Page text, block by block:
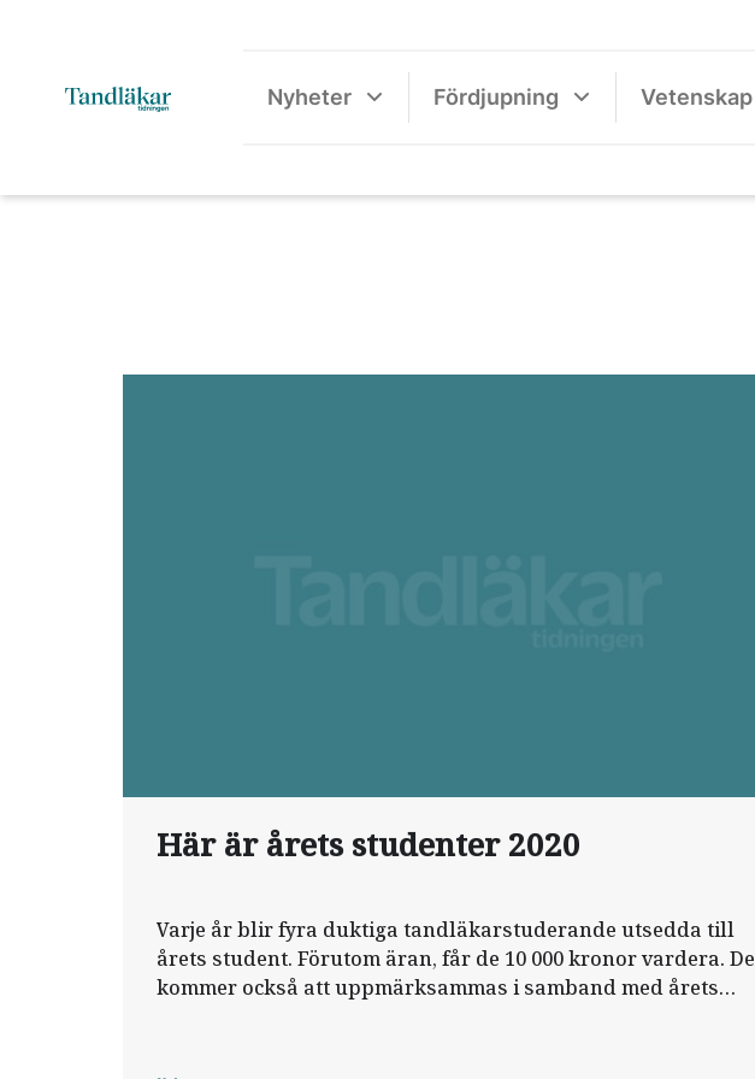
Nyheter Fördjupning Vetenskap
Här är årets studenter 2020
Varje år blir fyra duktiga tandläkarstuderande utsedda till
årets student. Förutom äran, får de 10 000 kronor vardera. De
kommer också att uppmärksammas i samband med årets